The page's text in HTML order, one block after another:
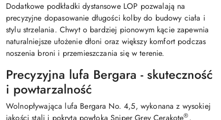
Dodatkowe podkładki dystansowe LOP pozwalają na
precyzyjne dopasowanie długości kolby do budowy ciała i
stylu strzelania. Chwyt o bardziej pionowym kącie zapewnia
naturalniejsze ułożenie dłoni oraz większy komfort podczas
noszenia broni i przemieszczania się w terenie.
Precyzyjna lufa Bergara - skuteczność
i powtarzalność
Wolnopływająca lufa Bergara No. 4,5, wykonana z wysokiej
®